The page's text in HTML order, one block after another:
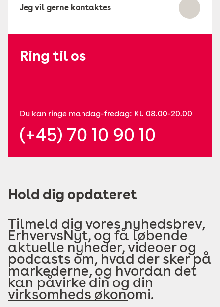
Jeg vil gerne kontaktes
Ring til os
Du kan ringe mandag-fredag: Kl. 08.00-20.00
(+45) 70 10 90 10
Hold dig opdateret
Tilmeld dig vores nyhedsbrev,
ErhvervsNyt, og få løbende
aktuelle nyheder, videoer og
podcasts om, hvad der sker på
markederne, og hvordan det
kan påvirke din og din
virksomheds økonomi.